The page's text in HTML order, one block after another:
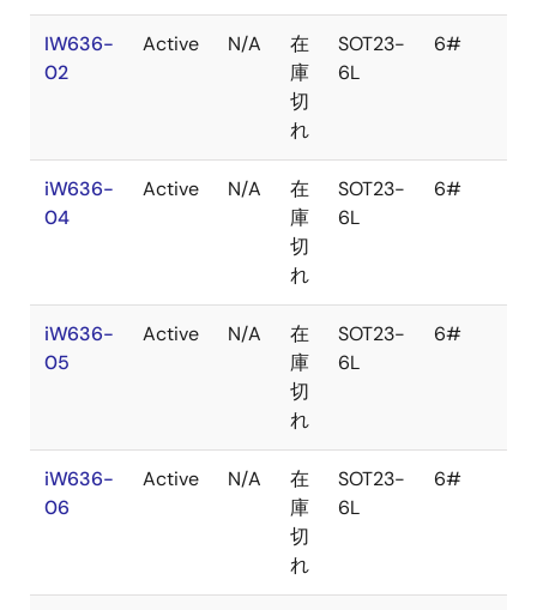
IW636-
02
Active N/A
在
庫
切
れ
SOT23-
6L
6#
iW636-
04
Active N/A
在
庫
切
れ
SOT23-
6L
6#
iW636-
05
Active N/A
在
庫
切
れ
SOT23-
6L
6#
iW636-
06
Active N/A
在
庫
切
れ
SOT23-
6L
6#